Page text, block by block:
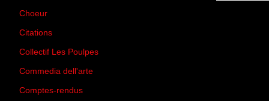
Choeur
Citations
Collectif Les Poulpes
Commedia dell'arte
Comptes-rendus